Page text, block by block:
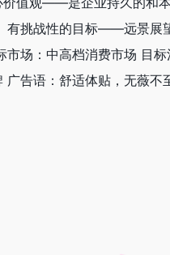
战性的目标——远景展望
场：中高档消费市场 目
告语：舒适体贴，无薇